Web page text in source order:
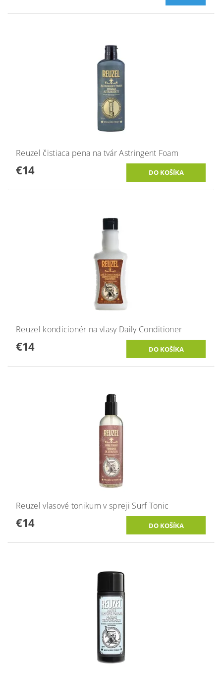
Reuzel čistiaca pena na tvár Astringent Foam
€14
Reuzel kondicionér na vlasy Daily Conditioner
€14
Reuzel vlasové tonikum v spreji Surf Tonic
€14